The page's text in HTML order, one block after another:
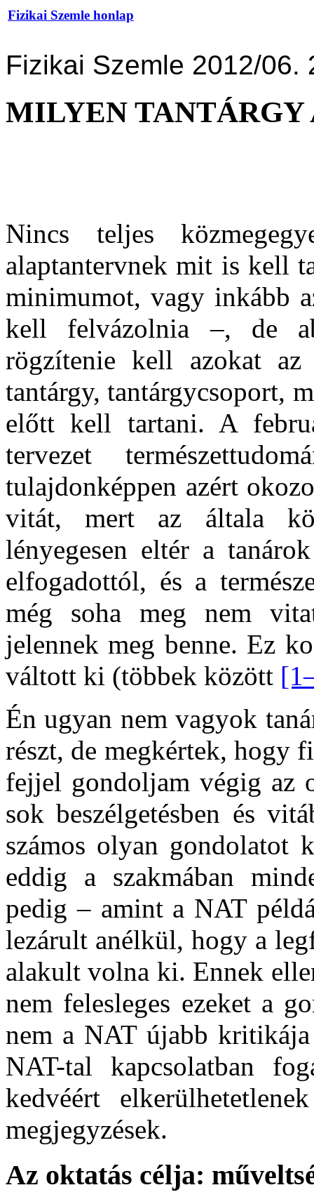
Fizikai Szemle honlap
Fizikai Szemle 2012/06.
MILYEN
Nincs teljes
alaptantervnek mit is kell
minimumot, vagy inkább
kell felvázolnia –, de
rögzítenie kell azokat az
tantárgy, tantárgycsoport,
előtt kell tartani. A
tervezet
tulajdonképpen azért
vitát, mert az általa
lényegesen eltér a
elfogadottól, és a
még soha meg nem
jelennek meg benne. Ez
váltott ki (többek között
Én ugyan nem vagyok
részt, de megkértek, hogy
fejjel gondoljam végig az
sok beszélgetésben és
számos olyan gondolatot
eddig a szakmában
pedig – amint a NAT
lezárult anélkül, hogy a
alakult volna ki. Ennek
nem felesleges ezeket a
nem a NAT újabb
NAT-tal kapcsolatban
kedvéért
megjegyzések.
Az oktatás célja: